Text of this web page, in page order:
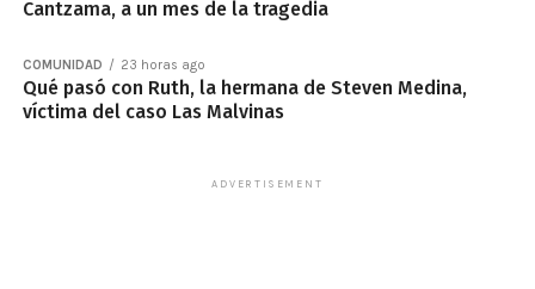
Cantzama, a un mes de la tragedia
COMUNIDAD 23 horas ago
Qué pasó con Ruth, la hermana de Steven Medina,
víctima del caso Las Malvinas
ADVERTISEMENT